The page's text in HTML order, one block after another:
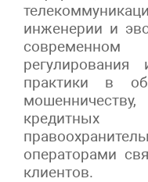
инженерии и
современном
регулирования
практики в
операторами
клиентов.